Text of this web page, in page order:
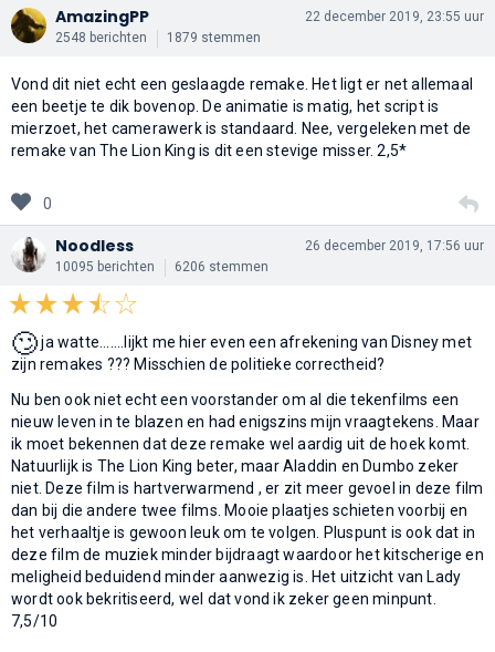
AmazingPP
2548 berichten 1879 stemmen
22 december 2019, 23:55 uur
Vond dit niet echt een geslaagde remake. Het ligt er net allemaal
een beetje te dik bovenop. De animatie is matig, het script is
mierzoet, het camerawerk is standaard. Nee, vergeleken met de
remake van The Lion King is dit een stevige misser. 2,5*
0
Noodless
10095 berichten 6206 stemmen
26 december 2019, 17:56 uur
🙄ja watte.......lijkt me hier even een afrekening van Disney met
zijn remakes ??? Misschien de politieke correctheid?
Nu ben ook niet echt een voorstander om al die tekenfilms een
nieuw leven in te blazen en had enigszins mijn vraagtekens. Maar
ik moet bekennen dat deze remake wel aardig uit de hoek komt.
Natuurlijk is The Lion King beter, maar Aladdin en Dumbo zeker
niet. Deze film is hartverwarmend , er zit meer gevoel in deze film
dan bij die andere twee films. Mooie plaatjes schieten voorbij en
het verhaaltje is gewoon leuk om te volgen. Pluspunt is ook dat in
deze film de muziek minder bijdraagt waardoor het kitscherige en
meligheid beduidend minder aanwezig is. Het uitzicht van Lady
wordt ook bekritiseerd, wel dat vond ik zeker geen minpunt.
7,5/10